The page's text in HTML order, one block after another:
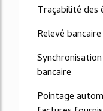
Traçabilité des
Relevé
bancaire
Pointage